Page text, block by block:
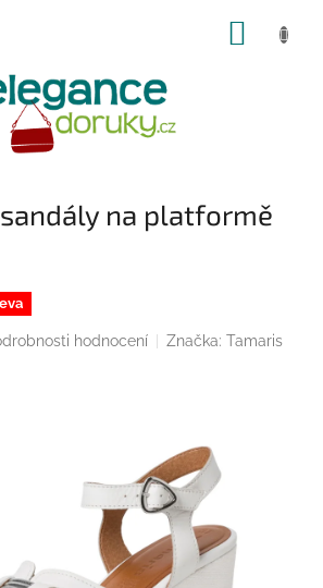
na platformě
hodnocení Značka:Tamaris